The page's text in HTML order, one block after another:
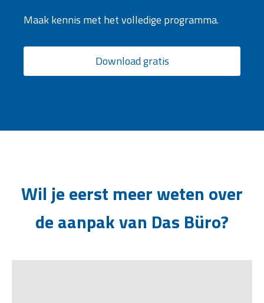
Maak kennis met het volledige programma.
Download gratis
Wil je eerst meer weten over
de aanpak van Das Büro?